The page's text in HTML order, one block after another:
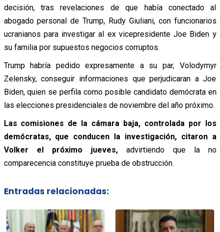
decisión, tras revelaciones de que había conectado al
abogado personal de Trump, Rudy Giuliani, con funcionarios
ucranianos para investigar al ex vicepresidente Joe Biden y
su familia por supuestos negocios corruptos.
Trump habría pedido expresamente a su par, Volodymyr
Zelensky, conseguir informaciones que perjudicaran a Joe
Biden, quien se perfila como posible candidato demócrata en
las elecciones presidenciales de noviembre del año próximo.
Las comisiones de la cámara baja, controlada por los
demócratas, que conducen la investigación, citaron a
Volker el próximo jueves,advirtiendo que la no
comparecencia constituye prueba de obstrucción.
Entradas relacionadas: